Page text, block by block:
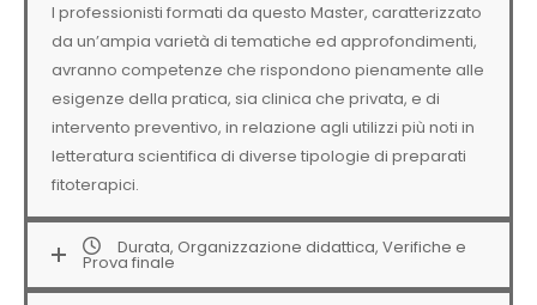
I professionisti formati da questo Master, caratterizzato
da un’ampia varietà di tematiche ed approfondimenti,
avranno competenze che rispondono pienamente alle
esigenze della pratica, sia clinica che privata, e di
intervento preventivo, in relazione agli utilizzi più noti in
letteratura scientifica di diverse tipologie di preparati
fitoterapici.
Durata, Organizzazione didattica, Verifiche e
Prova finale